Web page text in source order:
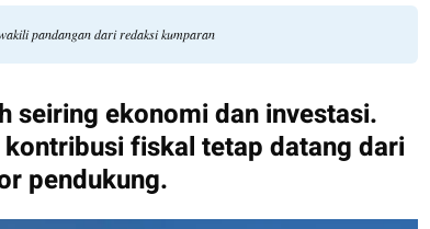
pandangan dari redaksi kumparan
seiring ekonomi dan investasi.
fiskal tetap datang dari
pendukung.